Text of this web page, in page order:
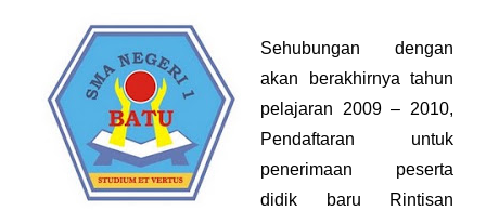
Sehubungan dengan
akan berakhirnya tahun
pelajaran 2009 – 2010,
Pendaftaran untuk
penerimaan peserta
didik baru Rintisan